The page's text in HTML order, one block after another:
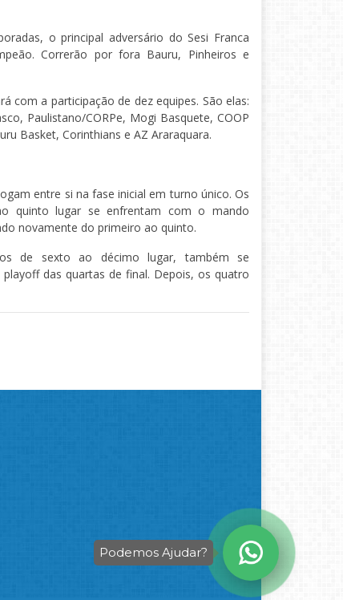
o principal adversário do Sesi Franca
Correrão por fora Bauru, Pinheiros e
com a participação de dez equipes. São elas:
Paulistano/CORPe, Mogi Basquete, COOP
Basket, Corinthians e AZ Araraquara.
entre si na fase inicial em turno único. Os
quinto lugar se enfrentam com o mando
novamente do primeiro ao quinto.
de sexto ao décimo lugar, também se
das quartas de final. Depois, os quatro
Podemos Ajudar?